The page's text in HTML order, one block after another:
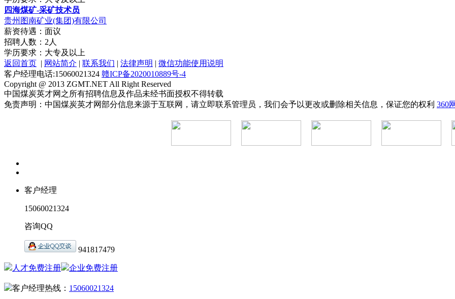
四海煤矿-采矿技术员
贵州图南矿业(集团)有限公司
薪资待遇：面议
招聘人数：2人
学历要求：大专及以上
返回首页 | 网站简介 | 联系我们 | 法律声明 | 微信功能使用说明
客户经理电话:15060021324 赣ICP备2020010889号-4
Copyright @ 2013 ZGMT.NET All Right Reserved
中国煤炭英才网之所有招聘信息及作品未经书面授权不得转载
免责声明：中国煤炭英才网部分信息来源于互联网，请立即联系管理员，我们会予以更改或删除相关信息，保证您的权利 360
客户经理
15060021324
咨询QQ
941817479
人才免费注册 企业免费注册
客户经理热线： 15060021324